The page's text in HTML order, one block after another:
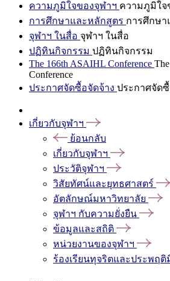
ความภูมิใจของจุฬาฯ ความภูมิใจ
การศึกษาและหลักสูตร การศึกษา
จุฬาฯ ในสื่อ จุฬาฯ ในสื่อ
ปฏิทินกิจกรรม ปฏิทินกิจกรรม
The 166th ASAIHL Conference
Conference
ประกาศจัดซื้อจัดจ้าง ประกาศจัด
เกี่ยวกับจุฬาฯ
ย้อนกลับ
เกี่ยวกับจุฬาฯ
ประวัติจุฬาฯ
วิสัยทัศน์และยุทธศาสตร์
อัตลักษณ์มหาวิทยาลัย
จุฬาฯ กับความยั่งยืน
ข้อมูลและสถิติ
หน่วยงานของจุฬาฯ
ร้องเรียนทุจริตและประพฤ